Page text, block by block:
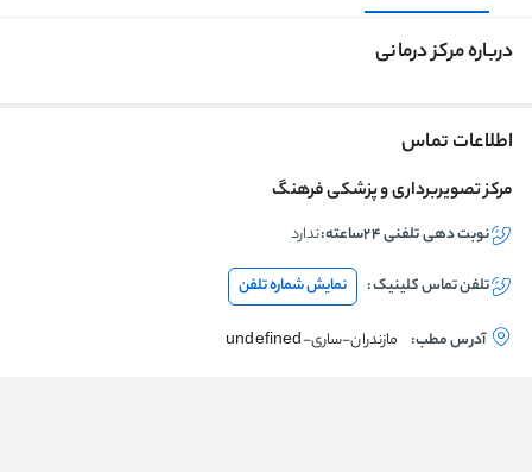
درباره مرکز درمانی
اطلاعات تماس
مرکز تصویربرداری و پزشکی فرهنگ
نوبت دهی تلفنی ۲۴ساعته: ندارد
تلفن تماسکلینیک: نمایش شماره تلفن
آدرس مطب: مازندران-ساری-undefined